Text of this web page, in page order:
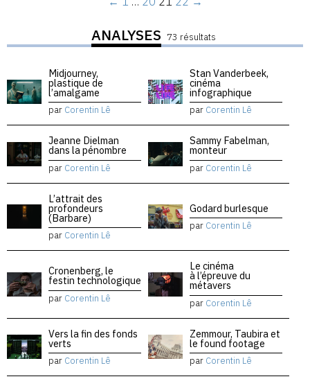
ANALYSES 73 résultats
Midjourney,
plastique de
l’amalgame
par Corentin Lê
Stan Vanderbeek,
cinéma
infographique
par Corentin Lê
Jeanne Dielman
dans la pénombre
par Corentin Lê
Sammy Fabelman,
monteur
par Corentin Lê
L’attrait des
profondeurs
(Barbare)
par Corentin Lê
Godard burlesque
par Corentin Lê
Cronenberg, le
festin technologique
par Corentin Lê
Le cinéma
à l’épreuve du
métavers
par Corentin Lê
Vers la fin des fonds
verts
par Corentin Lê
Zemmour, Taubira et
le found footage
par Corentin Lê